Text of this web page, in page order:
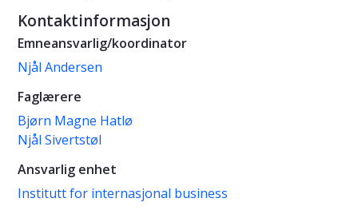
Kontaktinformasjon
Emneansvarlig/koordinator
Njål Andersen
Faglærere
Bjørn Magne Hatlø
Njål Sivertstøl
Ansvarlig enhet
Institutt for internasjonal business